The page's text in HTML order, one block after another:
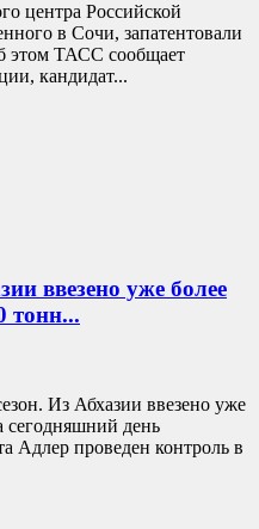
центра Российской
в Сочи, запатентовали
этом ТАСС сообщает
кандидат...
ввезено уже более
тонн...
Из Абхазии ввезено уже
сегодняшний день
Адлер проведен контроль в